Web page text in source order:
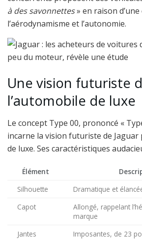
à des savonnettes» en raison
l’aérodynamisme et l’autonomie.
Une vision futuriste
l’automobile de luxe
Le concept Type 00, prononcé «
incarne la vision futuriste de Jaguar
de luxe. Ses caractéristiques
Élément
Silhouette
Dramatique et
Capot
Allongé, rappelant
marque
Jantes
Imposantes, de 23